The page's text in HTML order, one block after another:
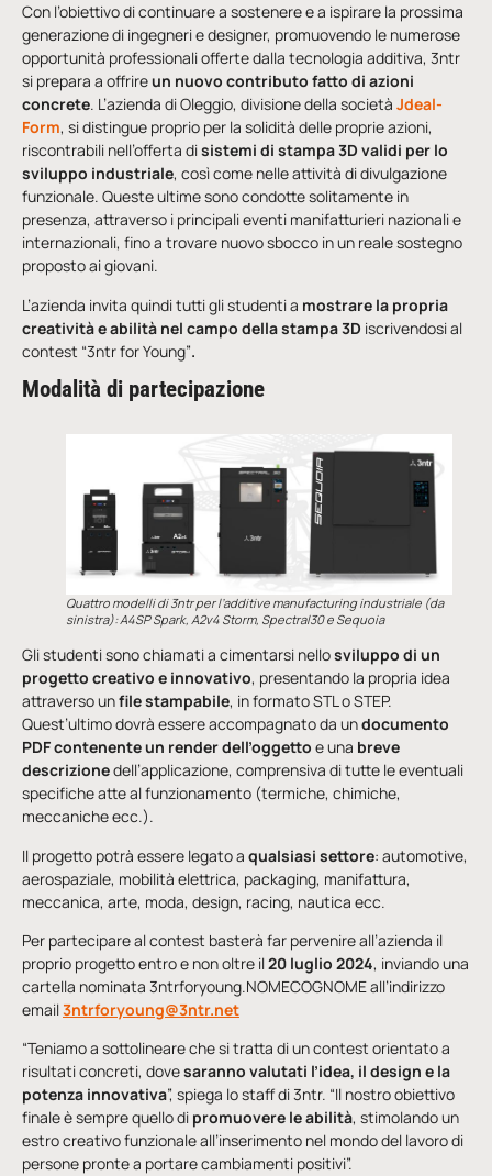
Con l’obiettivo di continuare a sostenere e a ispirare la prossima
generazione di ingegneri e designer, promuovendo le numerose
opportunità professionali offerte dalla tecnologia additiva, 3ntr
si prepara a offrireun nuovo contributo fatto di azioni
concrete. L’azienda di Oleggio, divisione della società Jdeal-
Form, si distingue proprio per la solidità delle proprie azioni,
riscontrabili nell’offerta disistemi di stampa 3D validi per lo
sviluppo industriale, così come nelle attività di divulgazione
funzionale. Queste ultime sono condotte solitamente in
presenza, attraverso i principali eventi manifatturieri nazionali e
internazionali, fino a trovare nuovo sbocco in un reale sostegno
proposto ai giovani.
L’azienda invita quindi tutti gli studenti a mostrare la propria
creatività e abilità nel campo della stampa 3D iscrivendosi al
contest “3ntr for Young”.
Modalità di partecipazione
Quattro modelli di 3ntr per l’additive manufacturing industriale (da
sinistra): A4SP Spark, A2v4 Storm, Spectral30 e Sequoia
Gli studenti sono chiamati a cimentarsi nellosviluppo di un
progetto creativo e innovativo, presentando la propria idea
attraverso unfile stampabile, in formato STL o STEP.
Quest’ultimo dovrà essere accompagnato da undocumento
PDF contenente un render dell’oggetto e una breve
descrizionedell’applicazione, comprensiva di tutte le eventuali
specifiche atte al funzionamento (termiche, chimiche,
meccaniche ecc.).
Il progetto potrà essere legato a qualsiasi settore: automotive,
aerospaziale, mobilità elettrica, packaging, manifattura,
meccanica, arte, moda, design, racing, nautica ecc.
Per partecipare al contest basterà far pervenire all’azienda il
proprio progetto entro e non oltre il20 luglio 2024, inviando una
cartella nominata 3ntrforyoung.NOMECOGNOME all’indirizzo
email3ntrforyoung@3ntr.net
“Teniamo a sottolineare che si tratta di un contest orientato a
risultati concreti, dovesaranno valutati l’idea, il design e la
potenza innovativa”, spiega lo staff di 3ntr. “Il nostro obiettivo
finale è sempre quello di promuovere le abilità, stimolando un
estro creativo funzionale all’inserimento nel mondo del lavoro di
persone pronte a portare cambiamenti positivi”.